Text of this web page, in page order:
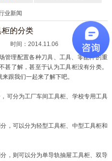
业新闻
的分类
间：2014.11.06
管理配置各种刀具、工具、零配件的重
了解，甚至于认为工具柜没有分类。
跟我们一起来了解下吧。
可分为工厂车间工具柜、学校专用工具
，可以分为轻型工具柜、中型工具柜和
，则可以分为单导轨抽屉工具柜、双导